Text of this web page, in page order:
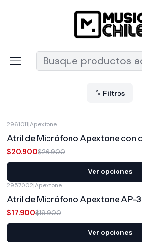
Recuerda que ahora nos puedes
Inicio Audio Pro
Audio Pro
Filtros
OFF
2961011|Apextone
Atril de Micrófono Apextone con
$20.900$26.900
Ver opciones
2957002|Apextone
Atril de Micrófono Apextone AP-
$17.900$19.900
Ver opciones